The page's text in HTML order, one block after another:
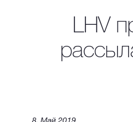
LHV
8. Май 2019